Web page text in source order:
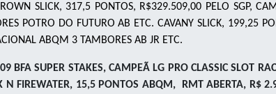
SLICK, 317,5 PONTOS, R$329.509,00 PELO SGP,
POTRO DO FUTURO AB ETC. CAVANY SLICK, 199,25
ABQM 3 TAMBORES AB JR ETC.
SUPER STAKES, CAMPEÃ LG PRO CLASSIC SLOT
N FIREWATER, 15,5 PONTOS ABQM, RMT ABERTA, R$